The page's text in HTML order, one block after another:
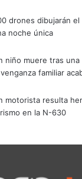
drones dibujarán
noche única
niño muere tras
venganza familiar
motorista resulta
en la N-630